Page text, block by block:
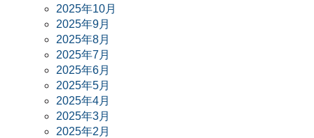
2025年10月
2025年9月
2025年8月
2025年7月
2025年6月
2025年5月
2025年4月
2025年3月
2025年2月